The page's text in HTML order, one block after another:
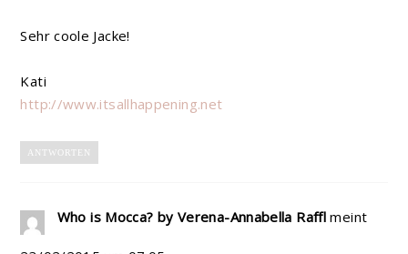
Sehr coole Jacke!
Kati
http://www.itsallhappening.net
ANTWORTEN
Who is Mocca? by Verena-Annabella Raffl meint